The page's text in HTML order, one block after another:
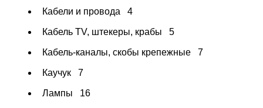
Кабели и провода 4
Кабель TV, штекеры, крабы 5
Кабель-каналы, скобы крепежные 7
Каучук 7
Лампы 16